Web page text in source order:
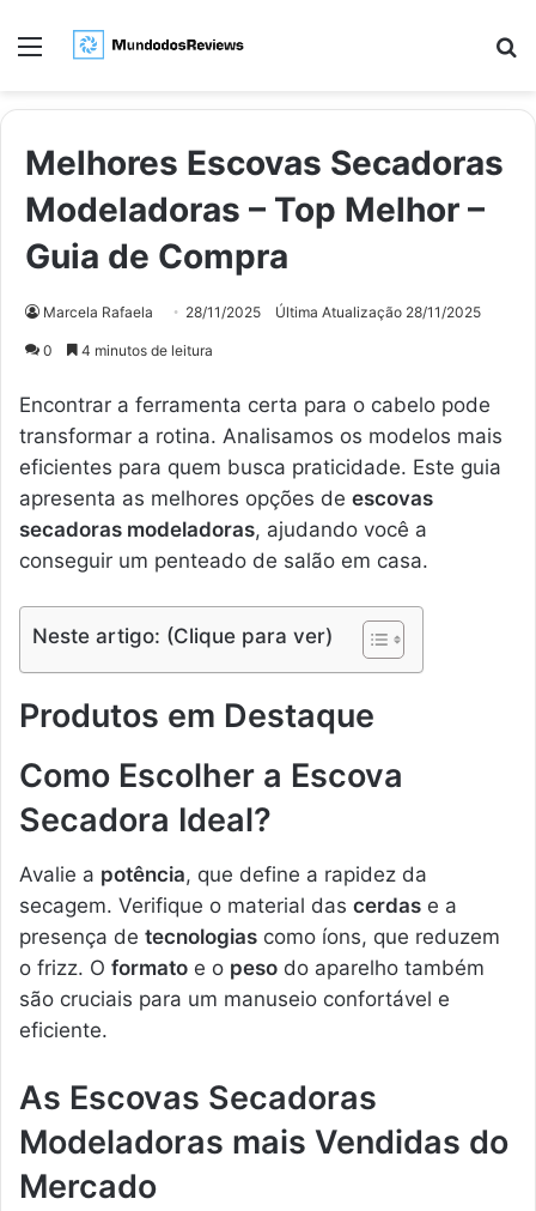
Menu
Melhores Escovas Secadoras
Modeladoras – Top Melhor –
Guia de Compra
Marcela Rafaela 28/11/2025 Última Atualização 28/11/2025
0 4 minutos de leitura
Encontrar a ferramenta certa para o cabelo pode
transformar a rotina. Analisamos os modelos mais
eficientes para quem busca praticidade. Este guia
apresenta as melhores opções de escovas
secadoras modeladoras, ajudando você a
conseguir um penteado de salão em casa.
Neste artigo: (Clique para ver)
Produtos em Destaque
Como Escolher a Escova
Secadora Ideal?
Avalie a potência, que define a rapidez da
secagem. Verifique o material das cerdas e a
presença de tecnologias como íons, que reduzem
o frizz. O formato e o peso do aparelho também
são cruciais para um manuseio confortável e
eficiente.
As Escovas Secadoras
Modeladoras mais Vendidas do
Mercado